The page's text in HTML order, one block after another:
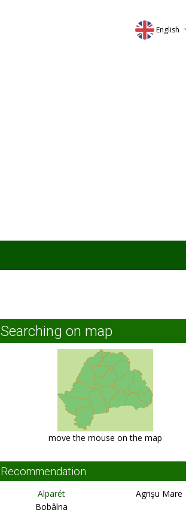
English
Searching on map
move the mouse on the map
Recommendation
Alparét
Bobâlna
Agrişu Mare